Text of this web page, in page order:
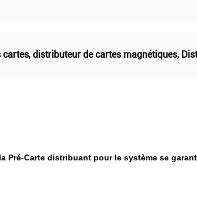
cartes,distributeur de cartes magnétiques,
Pré-Carte distribuant pour le système se garant